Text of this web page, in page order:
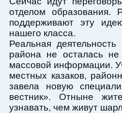
отделом образования.
поддерживают эту
нашего класса.
Реальная
района не осталась
массовой информации.
местных казаков,
завела новую
вестник». Отныне
узнавать, чем живут